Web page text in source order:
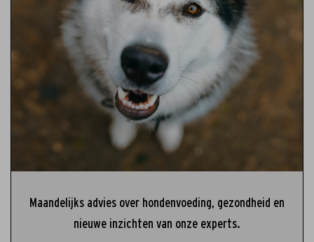
Maandelijks advies over hondenvoeding, gezondheid en
nieuwe inzichten van onze experts.